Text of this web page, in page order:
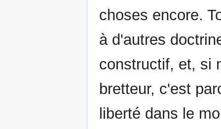
choses encore.
à d'autres
constructif, et, si
bretteur, c'est
liberté dans le